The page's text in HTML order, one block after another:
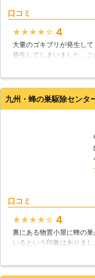
口コミ
★★★★★ 4
大量のゴキブリが発生し
発生してしまいました。
なくなってしまうのでこ
ても感謝をしています。
福岡県 久留米市 2016年12
九州・蜂の巣駆除センタ
口コミ
★★★★★ 4
裏にある物置小屋に蜂の
いるという印象はありま
いなかったので、とても